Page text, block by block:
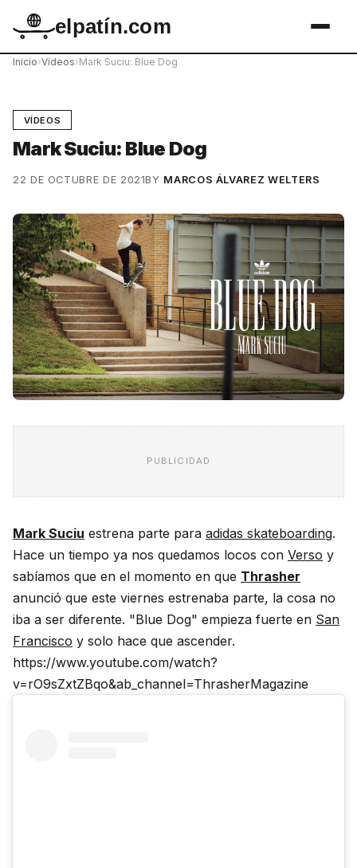
elpatín.com
Inicio›Vídeos›Mark Suciu: Blue Dog
VÍDEOS
Mark Suciu: Blue Dog
22 DE OCTUBRE DE 2021BY MARCOS ÁLVAREZ WELTERS
PUBLICIDAD
Mark Suciu estrena parte para adidas skateboarding.
Hace un tiempo ya nos quedamos locos con Verso y
sabíamos que en el momento en que Thrasher
anunció que este viernes estrenaba parte, la cosa no
iba a ser diferente. "Blue Dog" empieza fuerte en San
Francisco y solo hace que ascender.
https://www.youtube.com/watch?
v=rO9sZxtZBqo&ab_channel=ThrasherMagazine